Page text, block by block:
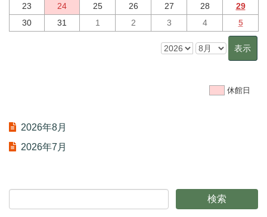
23
24 25 26 27 28
29
30
31 1 2 3 4 5
休館日
2026年8月
2026年7月